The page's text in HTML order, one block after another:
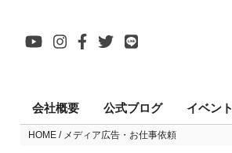
会社概要 公式ブログ イベン
HOME メディア広告・お仕事依頼